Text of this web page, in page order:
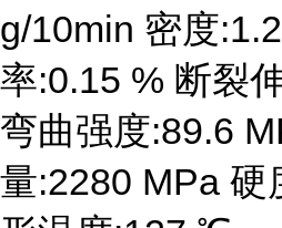
g/10min 密度
率:0.15 % 断裂
弯曲强度:89.6
量:2280 MPa 硬